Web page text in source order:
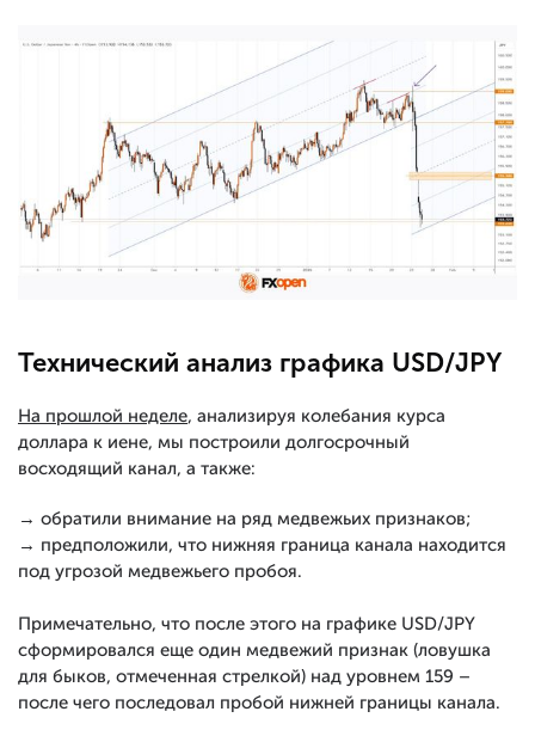
Технический анализ графика USD/JPY
На прошлой неделе, анализируя колебания курса
доллара к иене, мы построили долгосрочный
восходящий канал, а также:
→ обратили внимание на ряд медвежьих признаков;
→ предположили, что нижняя граница канала находится
под угрозой медвежьего пробоя.
Примечательно, что после этого на графике USD/JPY
сформировался еще один медвежий признак (ловушка
для быков, отмеченная стрелкой) над уровнем 159 –
после чего последовал пробой нижней границы канала.